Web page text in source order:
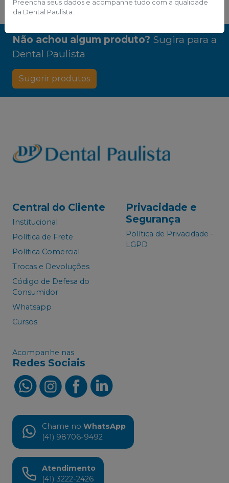
Não achou algum produto? Sugira para a
Dental Paulista
Sugerir produtos
Central do Cliente
Institucional
Política de Frete
Política Comercial
Trocas e Devoluções
Código de Defesa do
Consumidor
Whatsapp
Cursos
Privacidade e
Segurança
Política de Privacidade -
LGPD
Acompanhe nas
Redes Sociais
Chame no WhatsApp
(41) 98706-9492
Atendimento
(41) 3222-2426
Preencha seus dados e acompanhe tudo com a qualidade
da Dental Paulista.